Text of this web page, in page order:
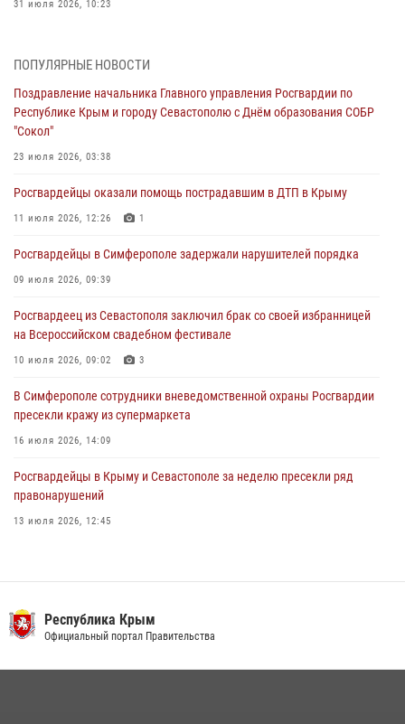
31 июля 2026, 10:23
объекте в Севастополе
Росгвардейцы Севастополя пресекли противоправные действия на
охраняемом объекте
29 июля 2026, 12:34
Росгвардейцы Крыма и Севастополя отметили День Крещения Руси
28 июля 2026, 14:18
В Симферополе сотрудники Росгвардии задержали подозреваемого
в краже из гипермаркета
ПОПУЛЯРНЫЕ НОВОСТИ
Поздравление начальника Главного управления Росгвардии по
Республике Крым и городу Севастополю с Днём образования СОБР
"Сокол"
23 июля 2026, 03:38
Росгвардейцы оказали помощь пострадавшим в ДТП в Крыму
11 июля 2026, 12:26 1
Росгвардейцы в Симферополе задержали нарушителей порядка
09 июля 2026, 09:39
Росгвардеец из Севастополя заключил брак со своей избранницей
на Всероссийском свадебном фестивале
10 июля 2026, 09:02 3
В Симферополе сотрудники вневедомственной охраны Росгвардии
пресекли кражу из супермаркета
16 июля 2026, 14:09
Росгвардейцы в Крыму и Севастополе за неделю пресекли ряд
правонарушений
13 июля 2026, 12:45
В Ялте росгвардейцы задержали подозреваемого в краже
Республика Крым
Официальный портал Правительства